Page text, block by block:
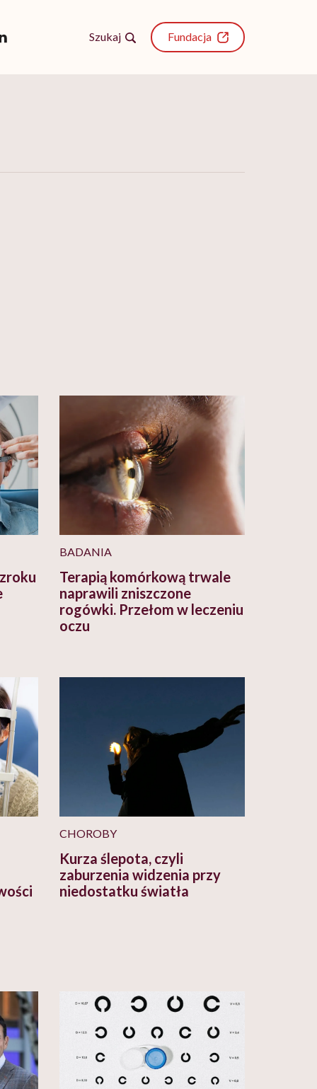
Szukaj Fundacja
BADANIA
Terapią komórkową trwale
naprawili zniszczone
rogówki. Przełom w leczeniu
oczu
CHOROBY
Kurza ślepota, czyli
zaburzenia widzenia przy
niedostatku światła